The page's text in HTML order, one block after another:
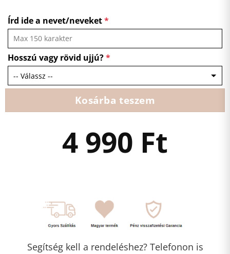
Írd ide a nevet/neveket*
Hosszú vagy rövid ujjú?*
Kosárba teszem
4 990 Ft
Segítség kell a rendeléshez? Telefonon is